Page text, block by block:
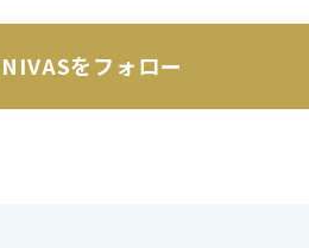
をフォロー